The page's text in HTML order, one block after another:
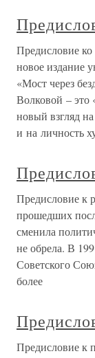
Предисловие
новое издание
«Мост через
Волковой – это
новый взгляд
и на личность
Предисловие к
прошедших
сменила
не обрела. В
Советского
более
Предисловие к